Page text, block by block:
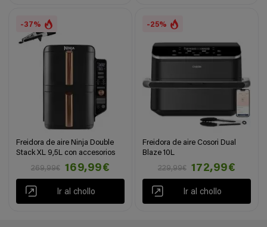
-37%
Freidora de aire Ninja Double
Stack XL 9,5L con accesorios
269,99€
169,99€
Ir al chollo
-25%
Freidora de aire Cosori Dual
Blaze 10L
229,99€
172,99€
Ir al chollo